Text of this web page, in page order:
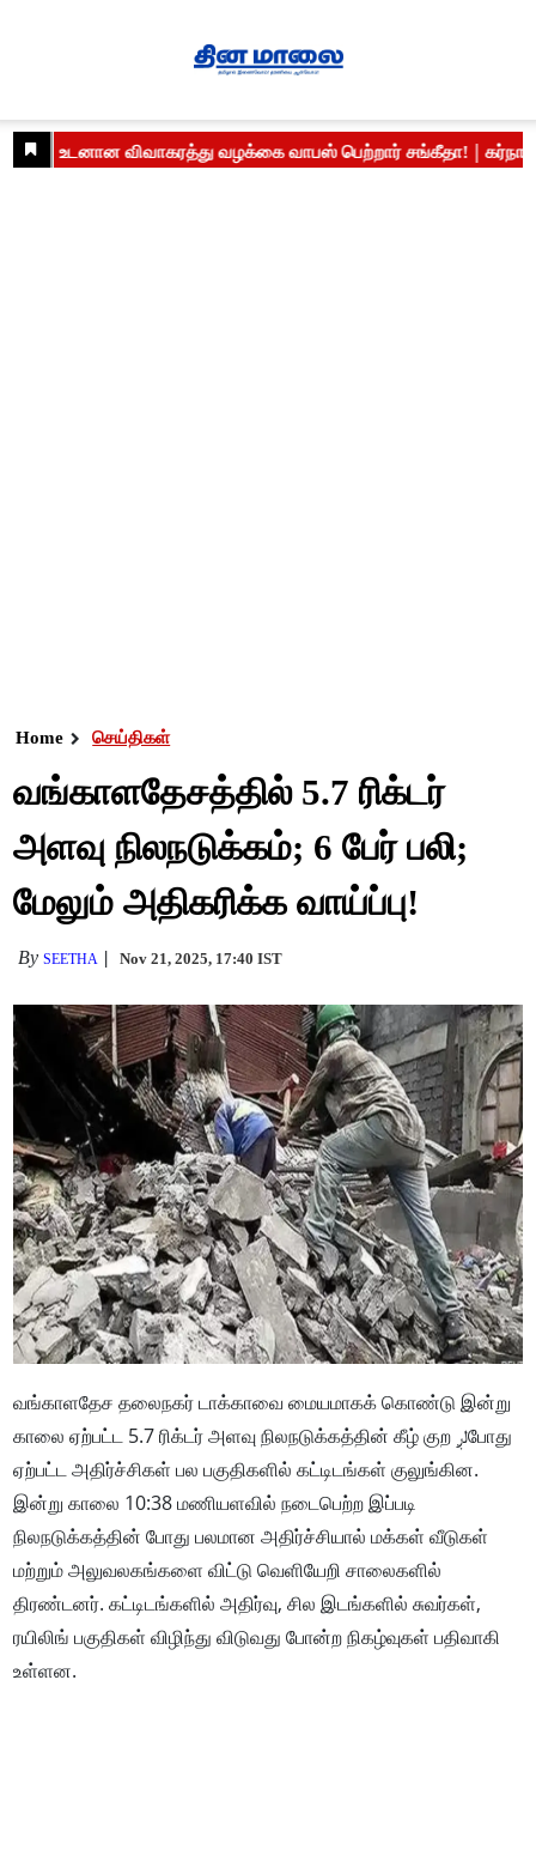
Home செய்திகள்
வங்காளதேசத்தில் 5.7 ரிக்டர்
அளவு நிலநடுக்கம்; 6 பேர் பலி;
மேலும் அதிகரிக்க வாய்ப்பு!
BySEETHA Nov 21, 2025, 17:40 IST
வங்காளதேச தலைநகர் டாக்காவை மையமாகக் கொண்டு இன்று
காலை ஏற்பட்ட 5.7 ரிக்டர் அளவு நிலநடுக்கத்தின் கீழ் குற لږபோது
ஏற்பட்ட அதிர்ச்சிகள் பல பகுதிகளில் கட்டிடங்கள் குலுங்கின.
இன்று காலை 10:38 மணியளவில் நடைபெற்ற இப்படி
நிலநடுக்கத்தின் போது பலமான அதிர்ச்சியால் மக்கள் வீடுகள்
மற்றும் அலுவலகங்களை விட்டு வெளியேறி சாலைகளில்
திரண்டனர். கட்டிடங்களில் அதிர்வு, சில இடங்களில் சுவர்கள்,
ரயிலிங் பகுதிகள் விழிந்து விடுவது போன்ற நிகழ்வுகள் பதிவாகி
உள்ளன.